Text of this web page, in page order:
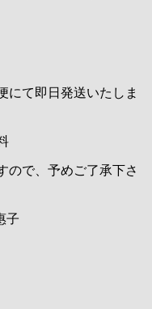
にて即日発送いたしま
ので、予めご了承下さ
子